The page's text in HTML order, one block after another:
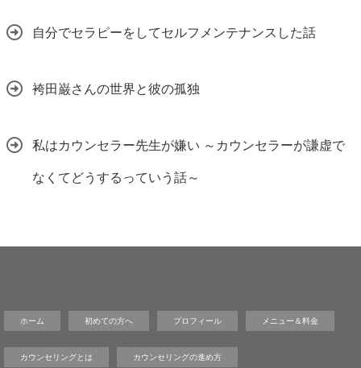
自分でセラピーをしてセルフメンテナンスした話
袴田巌さんの世界と彼の孤独
私はカウンセラー先生が嫌い ～カウンセラーが謙虚で
なくてどうするっていう話～
ホーム 初めての方へ プロフィール メニュー＆料金
カウンセリングとは カウンセリングの進め方